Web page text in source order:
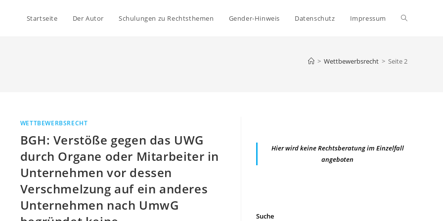
Startseite Der Autor Schulungen zu Rechtsthemen Gender-Hinweis Datenschutz Impressum Website-
> Wettbewerbsrecht > Seite 2
WETTBEWERBSRECHT
BGH: Verstöße gegen das UWG
durch Organe oder Mitarbeiter in
Unternehmen vor dessen
Verschmelzung auf ein anderes
Unternehmen nach UmwG
Hier wird keine Rechtsberatung im Einzelfall
angeboten
Suche